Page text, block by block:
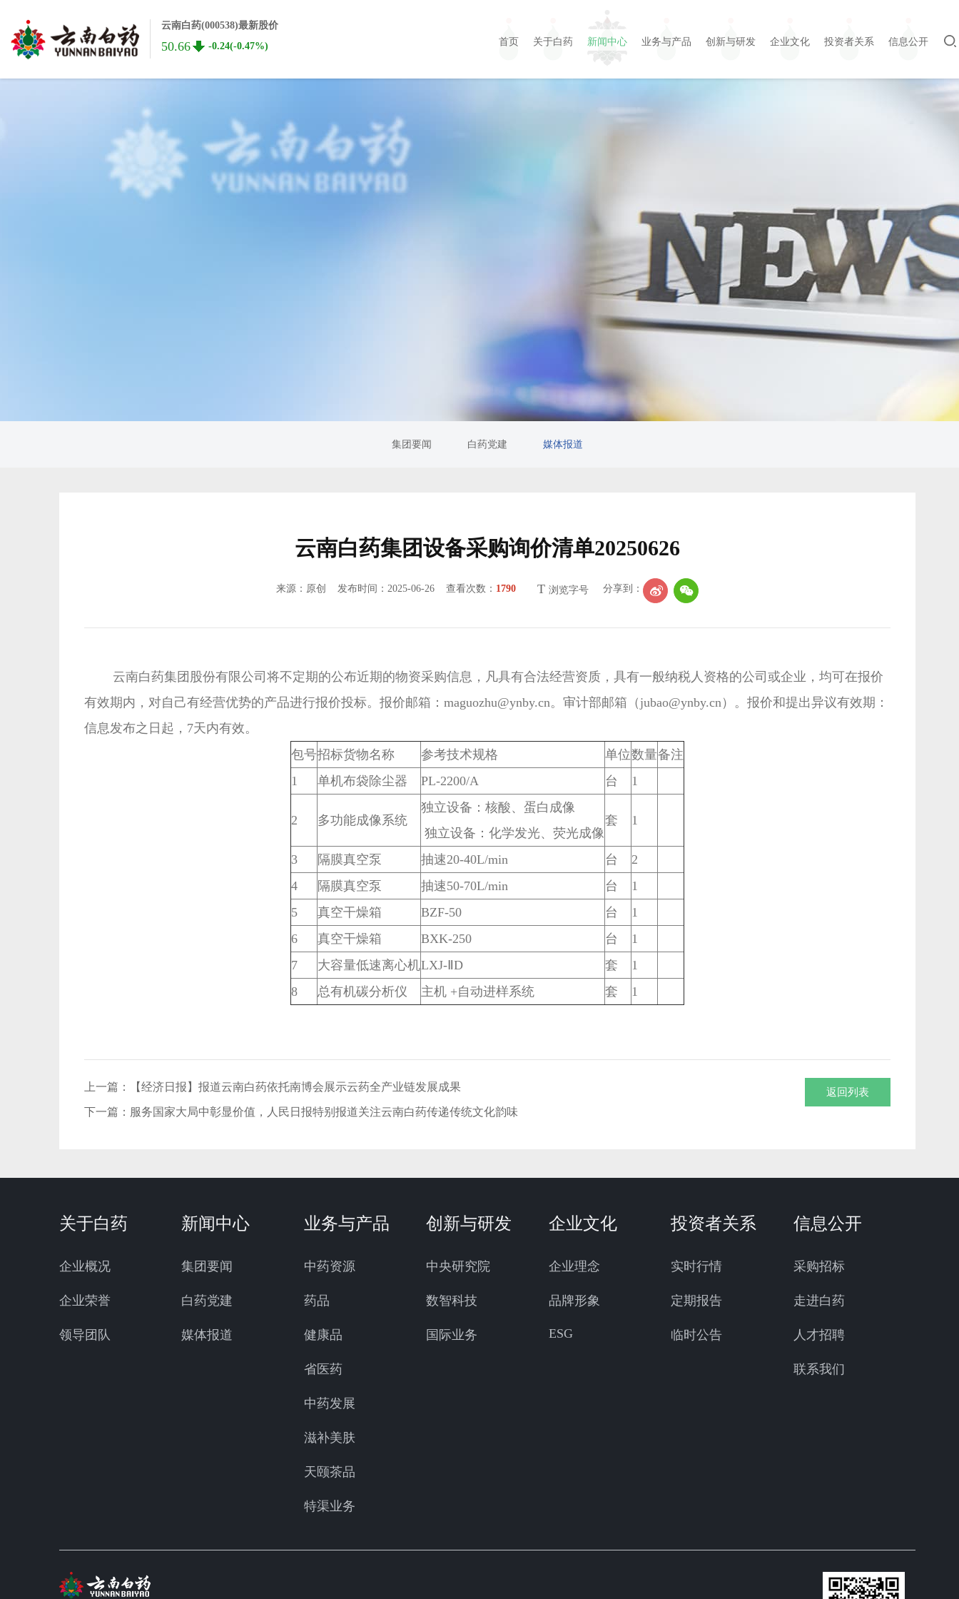
云南白药(000538)最新股价
50.66 -0.24(-0.47%) 首页 关于白药 新闻中心 业务与产品 创新与研发 企业文化 投资者关系 信息公开
集团要闻 白药党建 媒体报道
云南白药集团设备采购询价清单20250626
来源：原创 发布时间：2025-06-26 查看次数： 1790 T 浏览字号 分享到：
云南白药集团股份有限公司将不定期的公布近期的物资采购信息，凡具有合法经营资质，具有一般纳税人资格的公司或企业，均可在报价
有效期内，对自己有经营优势的产品进行报价投标。报价邮箱：maguozhu@ynby.cn。审计部邮箱（jubao@ynby.cn）。报价和提出异议有效期：
信息发布之日起，7天内有效。
包号招标货物名称 参考技术规格 单位数量备注
1
单机布袋除尘器 PL-2200/A 台 1
2 多功能成像系统
独立设备：核酸、蛋白成像
独立设备：化学发光、荧光成像
套 1
3 隔膜真空泵 抽速20-40L/min 台
2
4
隔膜真空泵 抽速50-70L/min 台
1
5
真空干燥箱 BZF-50 台
1
6
真空干燥箱 BXK-250 台
1
7
大容量低速离心机LXJ-ⅡD 套
1
8
总有机碳分析仪 主机 +自动进样系统 套 1
上一篇： 【经济日报】报道云南白药依托南博会展示云药全产业链发展成果
下一篇： 服务国家大局中彰显价值，人民日报特别报道关注云南白药传递传统文化韵味
返回列表
关于白药
企业概况
企业荣誉
领导团队
新闻中心
集团要闻
白药党建
媒体报道
业务与产品
中药资源
药品
健康品
省医药
中药发展
滋补美肤
天颐茶品
特渠业务
创新与研发
中央研究院
数智科技
国际业务
企业文化
企业理念
品牌形象
ESG
投资者关系
实时行情
定期报告
临时公告
信息公开
采购招标
走进白药
人才招聘
联系我们